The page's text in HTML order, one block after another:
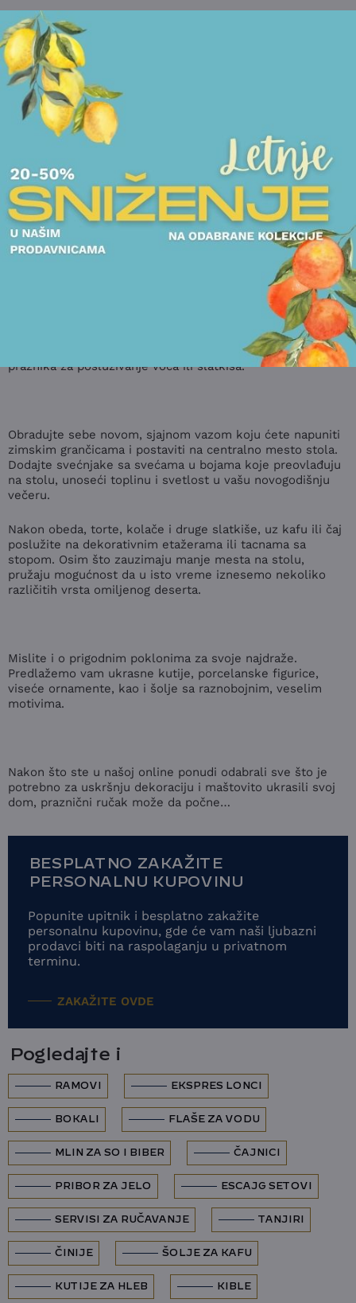
Nekoliko tanjira za kolače, šolje i tacne iz naše
novogodišnje kolekcije, unose prazničnu atmosferu i
potpuno menjaju izgled stola. Ovi detalji će biti dovoljni da
naglase svečani karakter vašeg doma.
Ako nemate praznične tanjire i čaše, možete uneti duh
zime i Nove godine koristeći kontrast između stolnjaka i
salveta. Ili svratite u našu prodavnicu i nabavite unikatne
ukrase koji će biti savršeni detalji za vau trpezu. Dovoljno
je da ispod tanjira stavite ukrasne novogodišnje
podmetače, a salvete sa motivima deda mraza, pahulja ili
jelki će učiniti da vaša trpeza postane još živopisnija.
Kolači i deserti mogu biti posluženi u elegantnim činijama
koje će svojom jednostavnošću i stilom upotpuniti
prazničnu atmosferu. Ove činije možete koristiti i nakon
praznika za posluživanje voća ili slatkiša.
Obradujte sebe novom, sjajnom vazom koju ćete napuniti
zimskim grančicama i postaviti na centralno mesto stola.
Dodajte svećnjake sa svećama u bojama koje preovlađuju
na stolu, unoseći toplinu i svetlost u vašu novogodišnju
večeru.
Nakon obeda, torte, kolače i druge slatkiše, uz kafu ili čaj
poslužite na dekorativnim etažerama ili tacnama sa
stopom. Osim što zauzimaju manje mesta na stolu,
pružaju mogućnost da u isto vreme iznesemo nekoliko
različitih vrsta omiljenog deserta.
Mislite i o prigodnim poklonima za svoje najdraže.
Predlažemo vam ukrasne kutije, porcelanske figurice,
viseće ornamente, kao i šolje sa raznobojnim, veselim
motivima.
Nakon što ste u našoj online ponudi odabrali sve što je
potrebno za uskršnju dekoraciju i maštovito ukrasili svoj
dom, praznični ručak može da počne…
BESPLATNO ZAKAŽITE
PERSONALNU KUPOVINU
Popunite upitnik i besplatno zakažite
personalnu kupovinu, gde će vam naši ljubazni
prodavci biti na raspolaganju u privatnom
terminu.
ZAKAŽITE OVDE
Pogledajte i
RAMOVI EKSPRES LONCI
BOKALI FLAŠE ZA VODU
MLIN ZA SO I BIBER ČAJNICI
PRIBOR ZA JELO ESCAJG SETOVI
SERVISI ZA RUČAVANJE TANJIRI
ČINIJE ŠOLJE ZA KAFU
KUTIJE ZA HLEB KIBLE